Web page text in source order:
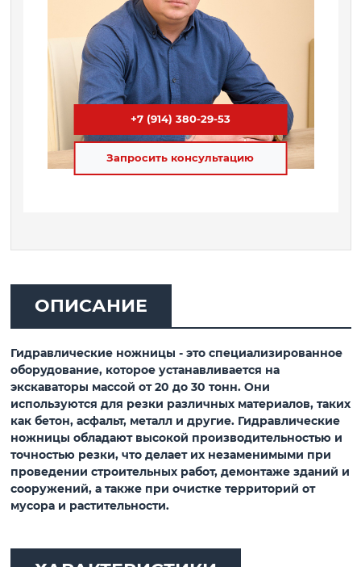
+7 (914) 380-29-53
Запросить консультацию
ОПИСАНИЕ
Гидравлические ножницы - это специализированное
оборудование, которое устанавливается на
экскаваторы массой от 20 до 30 тонн. Они
используются для резки различных материалов, таких
как бетон, асфальт, металл и другие. Гидравлические
ножницы обладают высокой производительностью и
точностью резки, что делает их незаменимыми при
проведении строительных работ, демонтаже зданий и
сооружений, а также при очистке территорий от
мусора и растительности.